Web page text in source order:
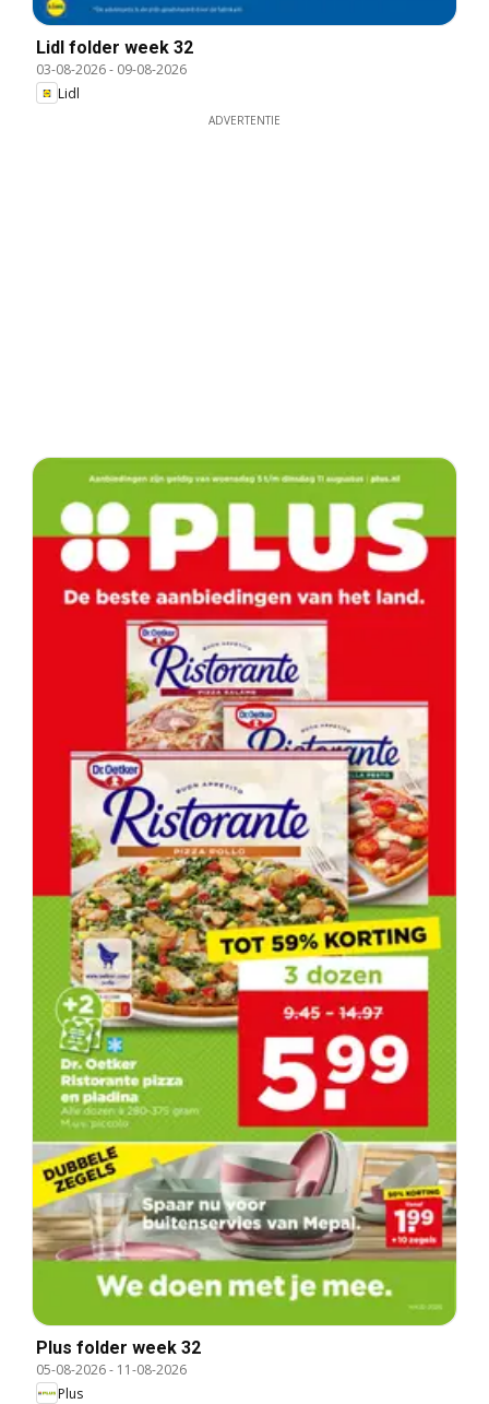
Lidl folder week 32
03-08-2026- 09-08-2026
Lidl
ADVERTENTIE
Plus folder week 32
05-08-2026- 11-08-2026
Plus